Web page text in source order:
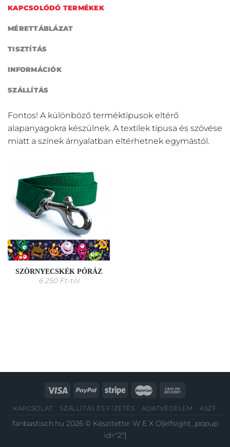
KAPCSOLÓDÓ TERMÉKEK
MÉRETTÁBLÁZAT
TISZTÍTÁS
INFORMÁCIÓK
SZÁLLÍTÁS
Fontos! A különböző terméktípusok eltérő
alapanyagokra készülnek. A textilek típusa és szövése
miatt a színek árnyalatban eltérhetnek egymástól.
SZÖRNYECSKÉK PÓRÁZ
6 250 Ft-tól
KAPCSOLAT SZÁLLÍTÁS ÉS FIZETÉS ADATVÉDELEM ÁSZF
fanbastisch.hu 2026 © Készítette: W E X O[elfsight_popup
id="2"]